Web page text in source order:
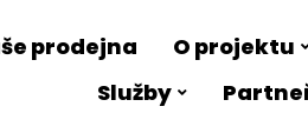
prodejna O projektu
Služby